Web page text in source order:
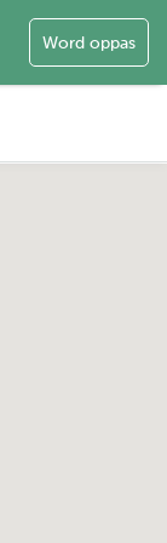
Word oppas